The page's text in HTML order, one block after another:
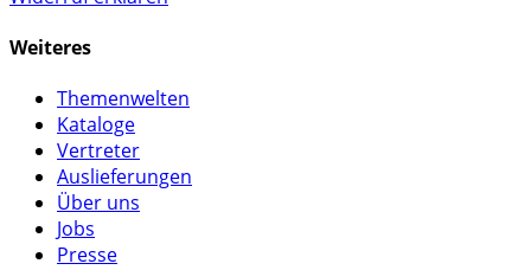
Weiteres
Themenwelten
Kataloge
Vertreter
Auslieferungen
Über uns
Jobs
Presse